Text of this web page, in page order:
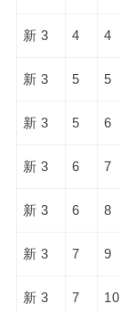
新 3 4 4
新 3 5 5
新 3 5 6
新 3 6 7
新 3 6 8
新 3 7 9
新 3 7 10